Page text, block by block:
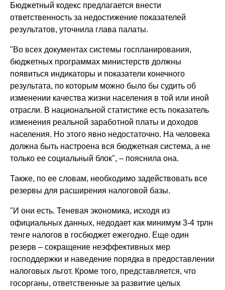
Бюджетный кодекс предлагается внести
ответственность за недостижение показателей
результатов, уточнила глава палаты.
"Во всех документах системы госпланирования,
бюджетных программах министерств должны
появиться индикаторы и показатели конечного
результата, по которым можно было бы судить об
изменении качества жизни населения в той или иной
отрасли. В национальной статистике есть показатель
изменения реальной заработной платы и доходов
населения. Но этого явно недостаточно. На человека
должна быть настроена вся бюджетная система, а не
только ее социальный блок", – пояснила она.
Также, по ее словам, необходимо задействовать все
резервы для расширения налоговой базы.
"И они есть. Теневая экономика, исходя из
официальных данных, недодает как минимум 3-4 трлн
тенге налогов в госбюджет ежегодно. Еще один
резерв – сокращение неэффективных мер
господдержки и наведение порядка в предоставлении
налоговых льгот. Кроме того, представляется, что
госорганы, ответственные за развитие целых